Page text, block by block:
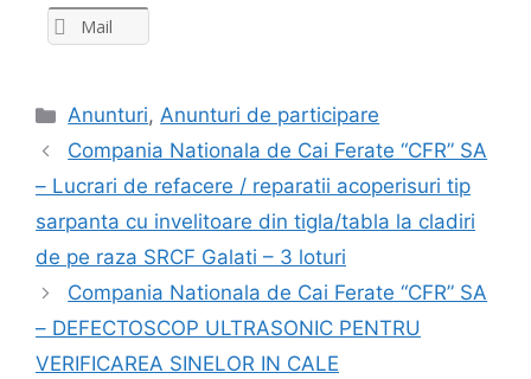
Mail
Anunturi,Anunturi de participare
Compania Nationala de Cai Ferate “CFR” SA
– Lucrari de refacere / reparatii acoperisuri tip
sarpanta cu invelitoare din tigla/tabla la cladiri
de pe raza SRCF Galati – 3 loturi
Compania Nationala de Cai Ferate “CFR” SA
– DEFECTOSCOP ULTRASONIC PENTRU
VERIFICAREA SINELOR IN CALE